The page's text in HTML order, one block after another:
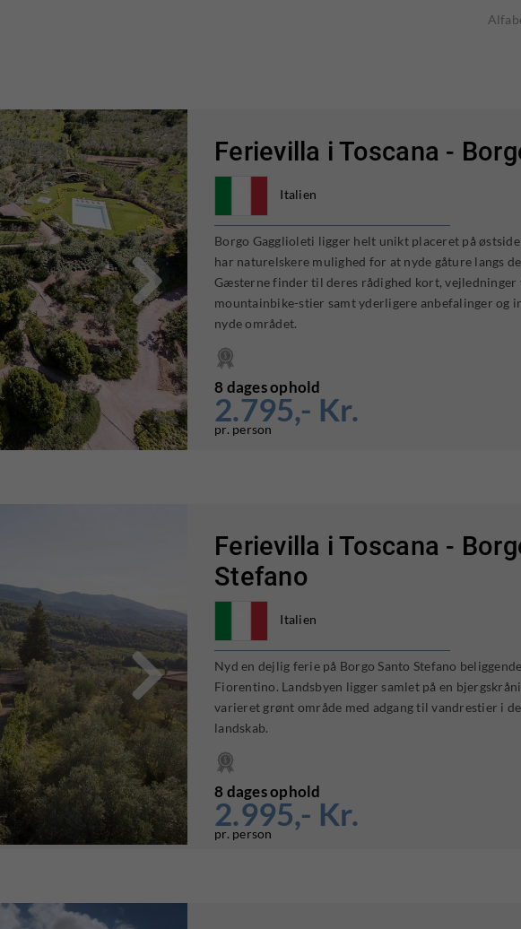

Ferievilla i Toscana -
Italien
Borgo Gagglioleti ligger helt unikt placeret på
har naturelskere mulighed for at nyde gåture langs
Gæsterne finder til deres rådighed kort,
mountainbike-stier samt yderligere anbefalinger og
nyde området.
8 dages ophold
2.795,- Kr.
pr. person

Ferievilla i Toscana -
Stefano
Italien
Nyd en dejlig ferie på Borgo Santo Stefano
Fiorentino. Landsbyen ligger samlet på en
varieret grønt område med adgang til vandrestier i
landskab.
8 dages ophold
2.995,- Kr.
pr. person